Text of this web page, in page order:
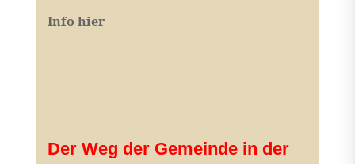
Info hier
Der Weg der Gemeinde in der